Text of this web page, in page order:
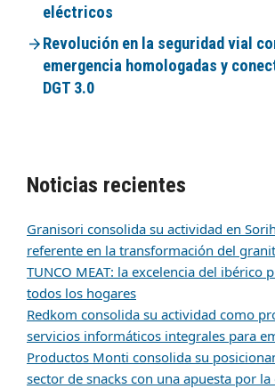
eléctricos
Revolución en la seguridad vial
emergencia homologadas y
DGT 3.0
Noticias recientes
Granisori consolida su actividad en
referente en la transformación del
TUNCO MEAT: la excelencia del ibérico
todos los hogares
Redkom consolida su actividad como
servicios informáticos integrales para
Productos Monti consolida su
sector de snacks con una apuesta por